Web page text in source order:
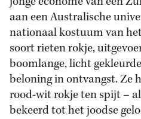
aan een Australische
nationaal kostuum van
soort rieten rokje,
boomlange, licht
beloning in ontvangst. Ze
rood-wit rokje ten spijt –
bekeerd tot het joodse